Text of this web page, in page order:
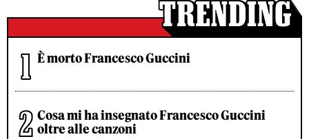
È morto Francesco Guccini
Cosa mi ha insegnato Francesco Guccini
oltre alle canzoni